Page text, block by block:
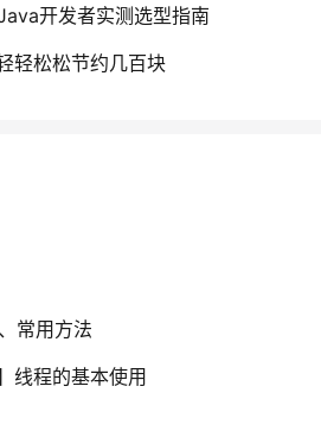
开发者实测选型指南
轻松松节约几百块
常用方法
线程的基本使用